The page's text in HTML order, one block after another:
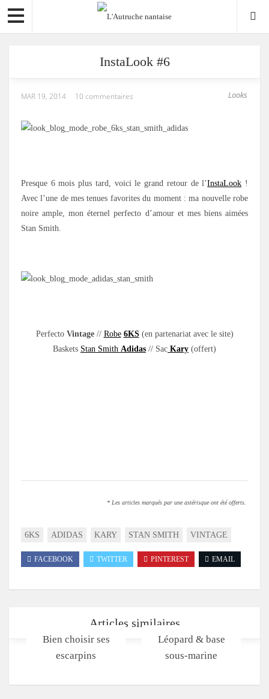
InstaLook #6
Looks
MAR 19, 2014 10 commentaires
Presque 6 mois plus tard, voici le grand retour de l’InstaLook !
Avec l’une de mes tenues favorites du moment : ma nouvelle robe
noire ample, mon éternel perfecto d’amour et mes biens aimées
Stan Smith.
Perfecto Vintage// Robe 6KS(en partenariat avec le site)
Baskets Stan Smith Adidas // Sac Kary (offert)
* Les articles marqués par une astérisque ont été offerts.
6KS ADIDAS KARY STAN SMITH VINTAGE
FACEBOOK TWITTER PINTEREST EMAIL
Articles similaires
Bien choisir ses
escarpins
Léopard & base
sous-marine